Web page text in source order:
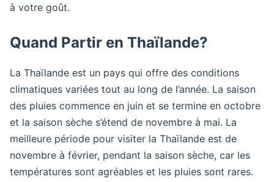
à votre goût.
Quand Partir en Thaïlande?
La Thaïlande est un pays qui offre des conditions
climatiques variées tout au long de l’année. La saison
des pluies commence en juin et se termine en octobre
et la saison sèche s’étend de novembre à mai. La
meilleure période pour visiter la Thaïlande est de
novembre à février, pendant la saison sèche, car les
températures sont agréables et les pluies sont rares.